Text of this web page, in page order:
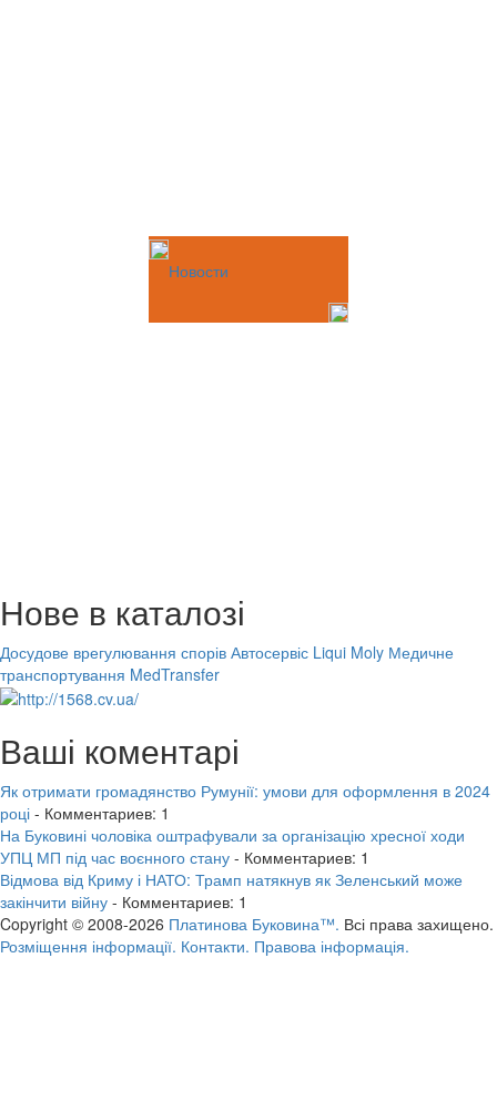
Новости
Нове в каталозі
Досудове врегулювання спорів Автосервіс Liqui Moly Медичне
транспортування MedTransfer
Ваші коментарі
Як отримати громадянство Румунії: умови для оформлення в 2024
році - Комментариев: 1
На Буковині чоловіка оштрафували за організацію хресної ходи
УПЦ МП під час воєнного стану - Комментариев: 1
Відмова від Криму і НАТО: Трамп натякнув як Зеленський може
закінчити війну - Комментариев: 1
Copyright © 2008-2026 Платинова Буковина™. Всі права захищено.
Розміщення інформації. Контакти. Правова інформація.